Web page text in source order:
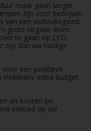
maar gaan langer
zijn voor bedrijven
van een verbruiksgoed.
grote uitgave doen.
te gaan op LED-
zijn dan uw huidige
voor een positieve
middelen, extra budget
als kosten ipv
invloed op uw